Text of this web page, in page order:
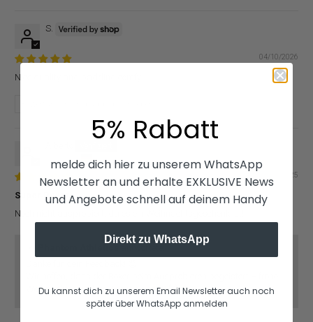
S.
04/10/2026
Nice quality and padding comfy
12/08/2025
Super Boxer
Noch nicht ausprobiert, da es ein Weihnachtsgeschenk ist!
Weihnachten und viel Freude damit! 🙌
5% Rabatt
melde dich hier zu unserem WhatsApp
Newsletter an und erhalte EXKLUSIVE News
und Angebote schnell auf deinem Handy
Direkt zu WhatsApp
Du kannst dich zu unserem Email Newsletter auch noch
später über WhatsApp anmelden